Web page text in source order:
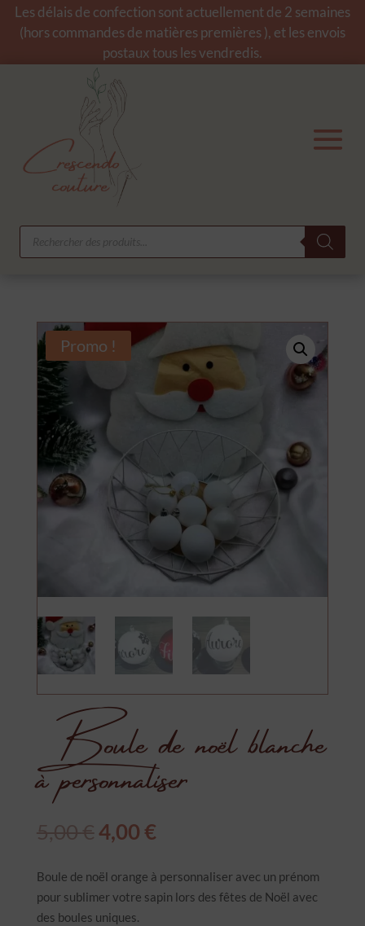
Les délais de confection sont actuellement de 2 semaines
(hors commandes de matières premières ), et les envois
postaux tous les vendredis.
Recherche
produits
Promo !
Boule de noël blanche
à personnaliser
5,00€Le
prix
initial
était :
5,00 €.
4,00 €Le
actuel
est :
4,00 €.
Boule de noël orange à personnaliser avec un prénom
pour sublimer votre sapin lors des fêtes de Noël avec
des boules uniques.